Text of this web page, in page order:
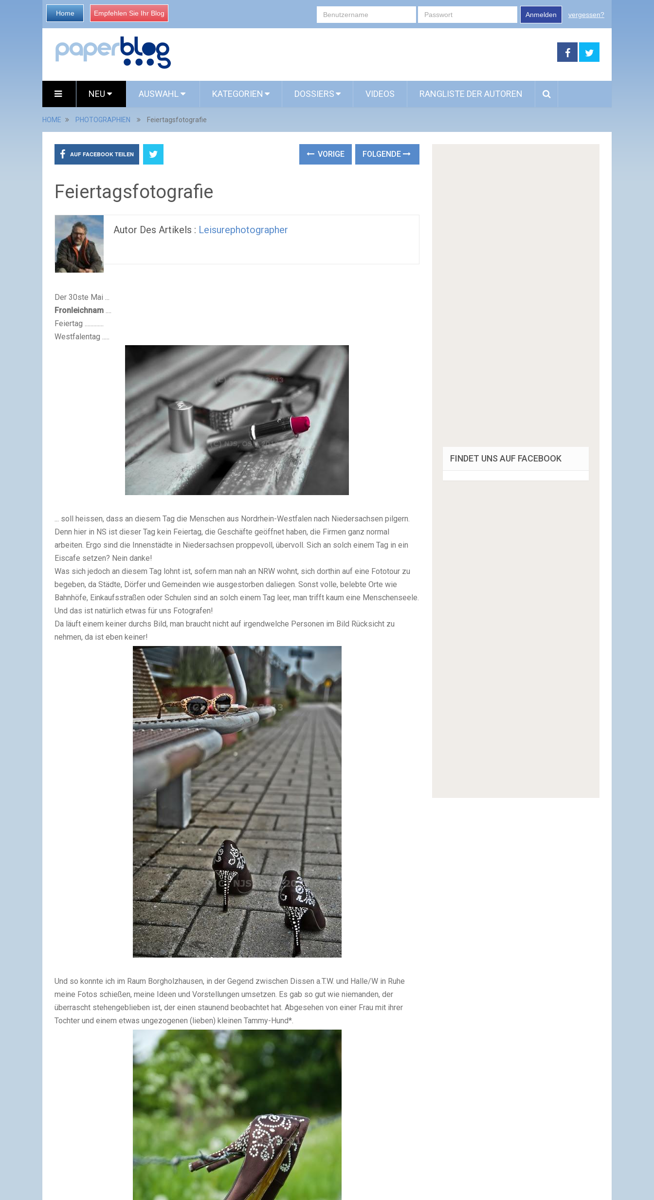
Home Empfehlen Sie Ihr Blog Anmelden vergessen?
NEU AUSWAHL KATEGORIEN DOSSIERS VIDEOS RANGLISTE DER AUTOREN
HOME PHOTOGRAPHIEN Feiertagsfotografie
AUF FACEBOOK TEILEN VORIGE FOLGENDE
Feiertagsfotografie
Autor Des Artikels : Leisurephotographer
Der 30ste Mai ...
Fronleichnam
Feiertag .............
Westfalentag .....
... soll heissen, dass an diesem Tag die Menschen aus Nordrhein-Westfalen nach Niedersachsen pilgern.
Denn hier in NS ist dieser Tag kein Feiertag, die Geschäfte geöffnet haben, die Firmen ganz normal
arbeiten. Ergo sind die Innenstädte in Niedersachsen proppevoll, übervoll. Sich an solch einem Tag in ein
Eiscafe setzen? Nein danke!
Was sich jedoch an diesem Tag lohnt ist, sofern man nah an NRW wohnt, sich dorthin auf eine Fototour zu
begeben, da Städte, Dörfer und Gemeinden wie ausgestorben daliegen. Sonst volle, belebte Orte wie
Bahnhöfe, Einkaufsstraßen oder Schulen sind an solch einem Tag leer, man trifft kaum eine Menschenseele.
Und das ist natürlich etwas für uns Fotografen!
Da läuft einem keiner durchs Bild, man braucht nicht auf irgendwelche Personen im Bild Rücksicht zu
nehmen, da ist eben keiner!
Und so konnte ich im Raum Borgholzhausen, in der Gegend zwischen Dissen a.T.W. und Halle/W in Ruhe
meine Fotos schießen, meine Ideen und Vorstellungen umsetzen. Es gab so gut wie niemanden, der
überrascht stehengeblieben ist, der einen staunend beobachtet hat. Abgesehen von einer Frau mit ihrer
Tochter und einem etwas ungezogenen (lieben) kleinen Tammy-Hund*.
FINDET UNS AUF FACEBOOK